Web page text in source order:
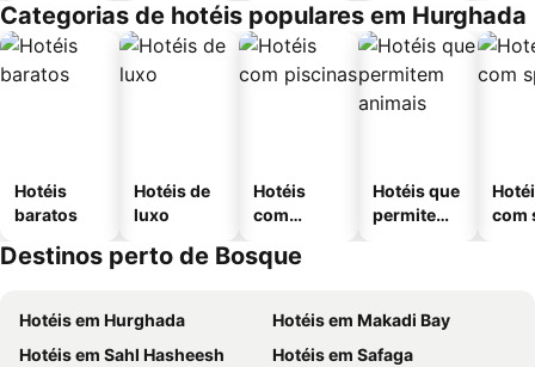
Categorias de hotéis populares em Hurghada
Hotéis
baratos
Hotéis de
luxo
Hotéis
com
Hotéis que
permitem
com
Destinos perto de Bosque
Hotéis em Hurghada
Hotéis em Makadi Bay
Hotéis em Sahl Hasheesh
Hotéis em Safaga